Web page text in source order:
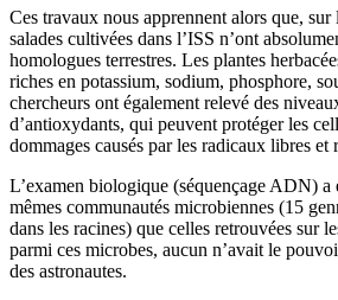
Ces travaux nous apprennent alors que,
salades cultivées dans l’ISS n’ont
homologues terrestres. Les plantes
riches en potassium, sodium, phosphore,
chercheurs ont également relevé des
d’antioxydants, qui peuvent protéger les
dommages causés par les radicaux libres et
L’examen biologique (séquençage ADN) a
mêmes communautés microbiennes (15
dans les racines) que celles retrouvées sur
parmi ces microbes, aucun n’avait le
des astronautes.